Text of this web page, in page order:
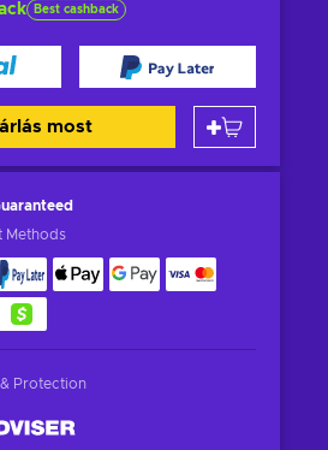
Best cashback
most
Methods
Protection